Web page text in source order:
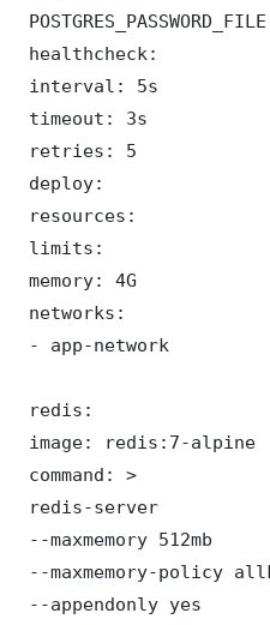
healthcheck:
interval: 5s
timeout: 3s
retries: 5
deploy:
resources:
limits:
memory: 4G
networks:
- app-network
redis:
image: redis:7-alpine
command: >
redis-server
--maxmemory 512mb
--maxmemory-policy
--appendonly yes